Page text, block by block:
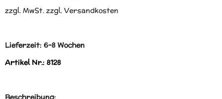
zzgl. MwSt. zzgl. Versandkosten
Lieferzeit: 6-8 Wochen
Artikel Nr.: 8128